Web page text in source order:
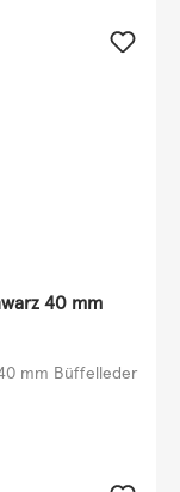
40 mm
mm Büffelleder